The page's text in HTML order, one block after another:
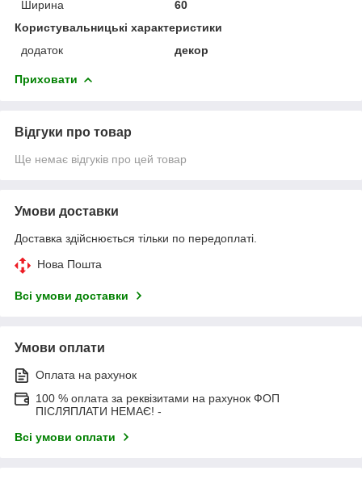
Ширина
60
Користувальницькі характеристики
додаток
декор
Приховати
Відгуки про товар
Ще немає відгуків про цей товар
Умови доставки
Доставка здійснюється тільки по передоплаті.
Нова Пошта
Всі умови доставки
Умови оплати
Оплата на рахунок
100 % оплата за реквізитами на рахунок ФОП
ПІСЛЯПЛАТИ НЕМАЄ! -
Всі умови оплати